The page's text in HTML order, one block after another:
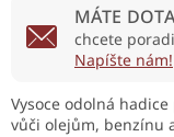
MÁTE
chcete
Napíšte nám!
Vysoce odolná
vůči olejům, benzínu